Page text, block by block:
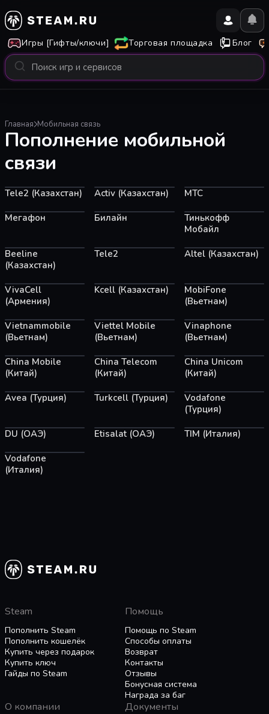
Игры [Гифты/ключи] Торговая площадка Блог
Главная Мобильная связь
Пополнение мобильной
связи
Tele2 (Казахстан) Activ (Казахстан) МТС
Мегафон Билайн
Тинькофф
Мобайл
Beeline
(Казахстан)
Tele2 Altel (Казахстан)
VivaCell
(Армения)
Kcell (Казахстан)
MobiFone
(Вьетнам)
Vietnammobile
(Вьетнам)
Viettel Mobile
(Вьетнам)
Vinaphone
(Вьетнам)
China Mobile
(Китай)
China Telecom
(Китай)
China Unicom
(Китай)
Avea (Турция) Turkcell (Турция)
Vodafone
(Турция)
DU (ОАЭ) Etisalat (ОАЭ) TIM (Италия)
Vodafone
(Италия)
Steam
Пополнить Steam
Пополнить кошелёк
Купить через подарок
Купить ключ
Гайды по Steam
Помощь
Помощь по Steam
Способы оплаты
Возврат
Контакты
Отзывы
Бонусная система
Награда за баг
О компании Документы